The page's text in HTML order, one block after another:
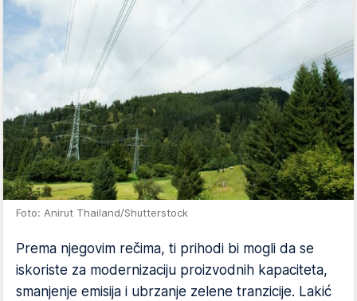
Foto: Anirut Thailand/Shutterstock
Prema njegovim rečima, ti prihodi bi mogli da se
iskoriste za modernizaciju proizvodnih kapaciteta,
smanjenje emisija i ubrzanje zelene tranzicije. Lakić